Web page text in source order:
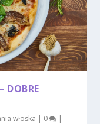
DOBRE
włoska | 0 |